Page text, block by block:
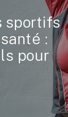
sportifs
:
pour